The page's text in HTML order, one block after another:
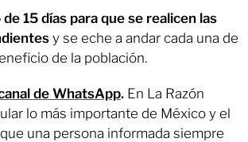
de 15 días para que se realicen las
y se eche a andar cada una de
de la población.
de WhatsApp. En La Razón
lo más importante de México y el
una persona informada siempre